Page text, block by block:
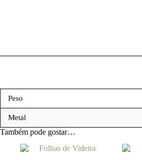
Peso
Metal
Também pode gostar…